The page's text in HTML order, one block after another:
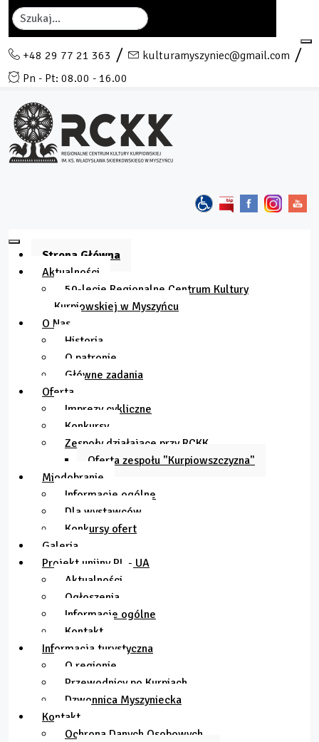
Szukaj
+48 29 77 21 363
kulturamyszyniec@gmail.com
Pn - Pt: 08.00 - 16.00
Strona Główna
Aktualności
50-lecie Regionalne Centrum Kultury
Kurpiowskiej w Myszyńcu
O Nas
Historia
O patronie
Główne zadania
Oferta
Imprezy cykliczne
Konkursy
Zespoły działające przy RCKK
Oferta zespołu "Kurpiowszczyzna"
Miodobranie
Informacje ogólne
Dla wystawców
Konkursy ofert
Galeria
Projekt unijny PL - UA
Aktualności
Ogłoszenia
Informacje ogólne
Kontakt
Informacja turystyczna
O regionie
Przewodnicy po Kurpiach
Dzwonnica Myszyniecka
Kontakt
Ochrona Danych Osobowych